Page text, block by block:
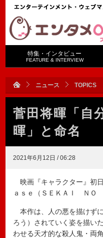
特集・インタビュー
FEATURE & INTERVIEW
ニュース TOPICS
菅田将暉「自
暉」と命名
2021年6月12日 / 06:28
映画『キャラクター』初
ａｓｅ（ＳＥＫＡＩ ＮＯ
本作は、人の悪を描けず
ろう）されていく姿を描い
わせる天才的な殺人鬼・両